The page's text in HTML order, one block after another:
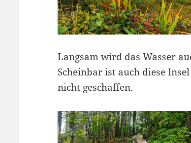
Langsam wird das Wasser
Scheinbar ist auch diese
nicht geschaffen.